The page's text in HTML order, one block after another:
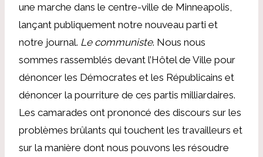
une marche dans le centre-ville de Minneapolis,
lançant publiquement notre nouveau parti et
notre journal. Le communiste. Nous nous
sommes rassemblés devant l’Hôtel de Ville pour
dénoncer les Démocrates et les Républicains et
dénoncer la pourriture de ces partis milliardaires.
Les camarades ont prononcé des discours sur les
problèmes brûlants qui touchent les travailleurs et
sur la manière dont nous pouvons les résoudre